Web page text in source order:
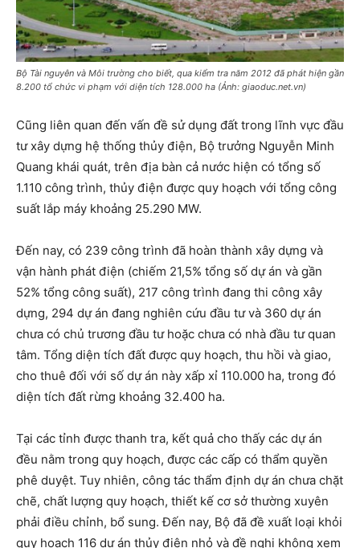
Bộ Tài nguyên và Môi trường cho biết, qua kiểm tra năm 2012 đã phát hiện gần
8.200 tổ chức vi phạm với diện tích 128.000 ha (Ảnh: giaoduc.net.vn)
Cũng liên quan đến vấn đề sử dụng đất trong lĩnh vực đầu
tư xây dựng hệ thống thủy điện, Bộ trưởng Nguyễn Minh
Quang khái quát, trên địa bàn cả nước hiện có tổng số
1.110 công trình, thủy điện được quy hoạch với tổng công
suất lắp máy khoảng 25.290 MW.
Đến nay, có 239 công trình đã hoàn thành xây dựng và
vận hành phát điện (chiếm 21,5% tổng số dự án và gần
52% tổng công suất), 217 công trình đang thi công xây
dựng, 294 dự án đang nghiên cứu đầu tư và 360 dự án
chưa có chủ trương đầu tư hoặc chưa có nhà đầu tư quan
tâm. Tổng diện tích đất được quy hoạch, thu hồi và giao,
cho thuê đối với số dự án này xấp xỉ 110.000 ha, trong đó
diện tích đất rừng khoảng 32.400 ha.
Tại các tỉnh được thanh tra, kết quả cho thấy các dự án
đều nằm trong quy hoạch, được các cấp có thẩm quyền
phê duyệt. Tuy nhiên, công tác thẩm định dự án chưa chặt
chẽ, chất lượng quy hoạch, thiết kế cơ sở thường xuyên
phải điều chỉnh, bổ sung. Đến nay, Bộ đã đề xuất loại khỏi
quy hoạch 116 dự án thủy điện nhỏ và đề nghị không xem